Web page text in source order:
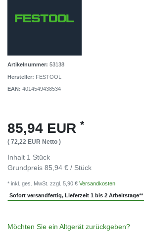
Artikelnummer: 53138
Hersteller: FESTOOL
EAN: 4014549438534
85,94 EUR *
( 72,22 EUR Netto )
Inhalt 1 Stück
Grundpreis 85,94 € / Stück
* inkl. ges. MwSt. zzgl. 5,90 € Versandkosten
Sofort versandfertig, Lieferzeit 1 bis 2 Arbeitstage**
Möchten Sie ein Altgerät zurückgeben?